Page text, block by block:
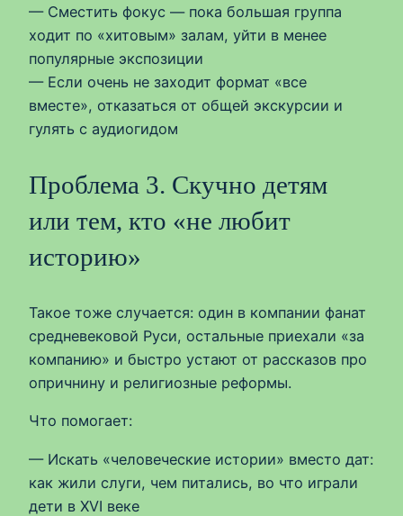
— Сместить фокус — пока большая группа
ходит по «хитовым» залам, уйти в менее
популярные экспозиции
— Если очень не заходит формат «все
вместе», отказаться от общей экскурсии и
гулять с аудиогидом
Проблема 3. Скучно детям
или тем, кто «не любит
историю»
Такое тоже случается: один в компании фанат
средневековой Руси, остальные приехали «за
компанию» и быстро устают от рассказов про
опричнину и религиозные реформы.
Что помогает:
— Искать «человеческие истории» вместо дат:
как жили слуги, чем питались, во что играли
дети в XVI веке